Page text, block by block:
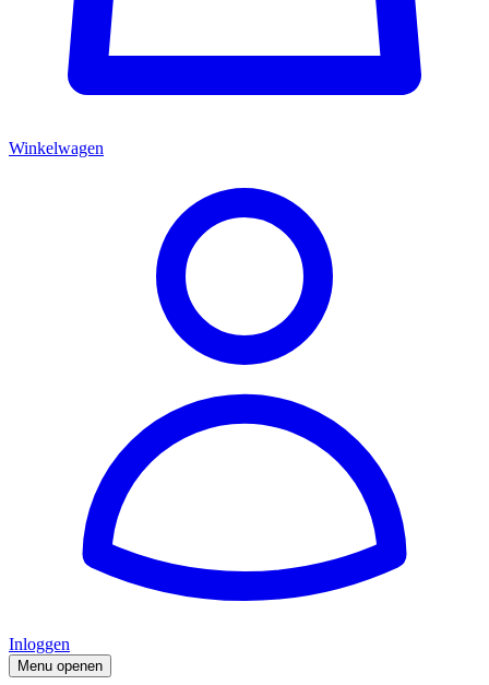
Winkelwagen
Inloggen
Menu openen